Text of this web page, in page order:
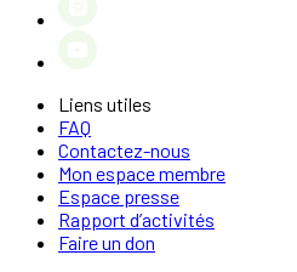
Liens utiles
FAQ
Contactez-nous
Mon espace membre
Espace presse
Rapport d’activités
Faire un don